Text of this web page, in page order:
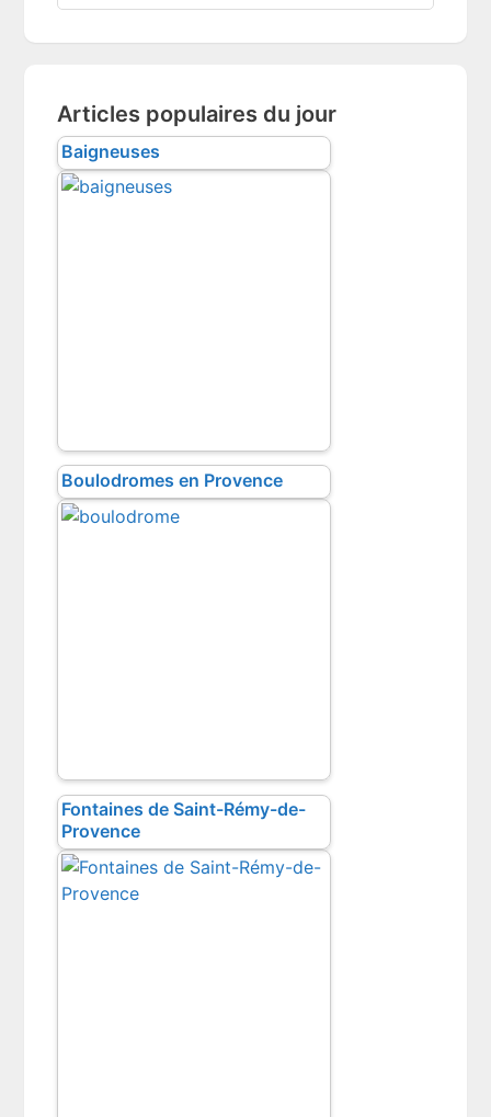
Articles populaires du jour
Baigneuses
Boulodromes en Provence
Fontaines de Saint-Rémy-de-
Provence